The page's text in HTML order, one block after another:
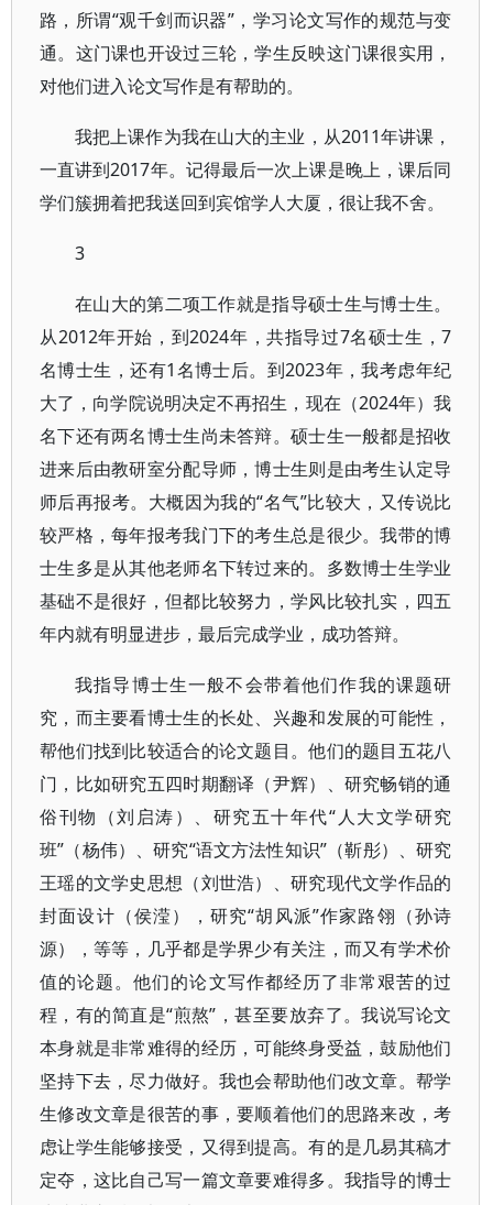
路，所谓“观千剑而识器”，学习论文写作的规范与变
通。这门课也开设过三轮，学生反映这门课很实用，
对他们进入论文写作是有帮助的。
我把上课作为我在山大的主业，从2011年讲课，
一直讲到2017年。记得最后一次上课是晚上，课后同
学们簇拥着把我送回到宾馆学人大厦，很让我不舍。
3
在山大的第二项工作就是指导硕士生与博士生。
从2012年开始，到2024年，共指导过7名硕士生，7
名博士生，还有1名博士后。到2023年，我考虑年纪
大了，向学院说明决定不再招生，现在（2024年）我
名下还有两名博士生尚未答辩。硕士生一般都是招收
进来后由教研室分配导师，博士生则是由考生认定导
师后再报考。大概因为我的“名气”比较大，又传说比
较严格，每年报考我门下的考生总是很少。我带的博
士生多是从其他老师名下转过来的。多数博士生学业
基础不是很好，但都比较努力，学风比较扎实，四五
年内就有明显进步，最后完成学业，成功答辩。
我指导博士生一般不会带着他们作我的课题研
究，而主要看博士生的长处、兴趣和发展的可能性，
帮他们找到比较适合的论文题目。他们的题目五花八
门，比如研究五四时期翻译（尹辉）、研究畅销的通
俗刊物（刘启涛）、研究五十年代“人大文学研究
班”（杨伟）、研究“语文方法性知识”（靳彤）、研究
王瑶的文学史思想（刘世浩）、研究现代文学作品的
封面设计（侯滢），研究“胡风派”作家路翎（孙诗
源），等等，几乎都是学界少有关注，而又有学术价
值的论题。他们的论文写作都经历了非常艰苦的过
程，有的简直是“煎熬”，甚至要放弃了。我说写论文
本身就是非常难得的经历，可能终身受益，鼓励他们
坚持下去，尽力做好。我也会帮助他们改文章。帮学
生修改文章是很苦的事，要顺着他们的思路来改，考
虑让学生能够接受，又得到提高。有的是几易其稿才
定夺，这比自己写一篇文章要难得多。我指导的博士